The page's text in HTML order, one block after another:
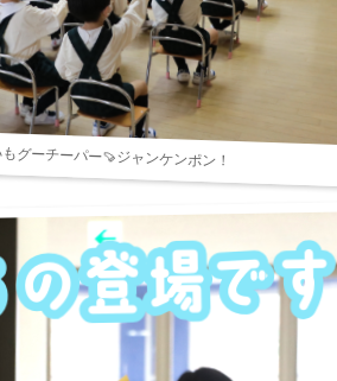
グーチーパー🍠ジャンケンポン！